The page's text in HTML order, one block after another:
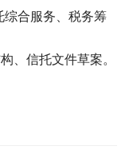
综合服务、税务筹
、信托文件草案。